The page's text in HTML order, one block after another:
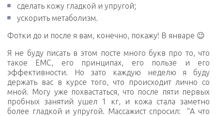
сделать кожу гладкой и упругой;
ускорить метаболизм.
Фотки до и после я вам, конечно, покажу! В январе 😉
Я не буду писать в этом посте много букв про то, что
такое EMC, его принципах, его пользе и его
эффективности. Но зато каждую неделю я буду
держать вас в курсе того, что происходит лично со
мной. Могу уже похвастаться, что после пяти первых
пробных занятий ушел 1 кг, и кожа стала заметно
более гладкой и упругой. Массажист спросил: “А что